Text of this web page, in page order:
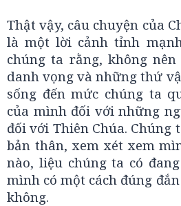
Thật vậy, câu chuyện của
là một lời cảnh tỉnh
chúng ta rằng, không
danh vọng và những thứ
sống đến mức chúng ta
của mình đối với những
đối với Thiên Chúa. Chúng
bản thân, xem xét xem
nào, liệu chúng ta có
mình có một cách đúng
không.